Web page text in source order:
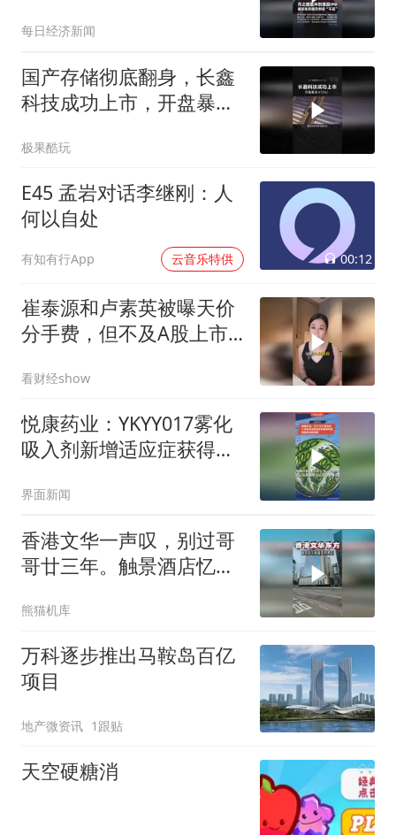
每日经济新闻
国产存储彻底翻身，长鑫
科技成功上市，开盘暴涨
极果酷玩
E45 孟岩对话李继刚：人
何以自处
有知有行App 云音乐特供 00:12
崔泰源和卢素英被曝天价
分手费，但不及A股上市
看财经show
悦康药业：YKYY017雾化
吸入剂新增适应症获得国
界面新闻
香港文华一声叹，别过哥
哥廿三年。触景酒店忆芳
熊猫机库
万科逐步推出马鞍岛百亿
项目
地产微资讯 1跟贴
天空硬糖消